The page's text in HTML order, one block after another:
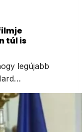
túl is
legújabb